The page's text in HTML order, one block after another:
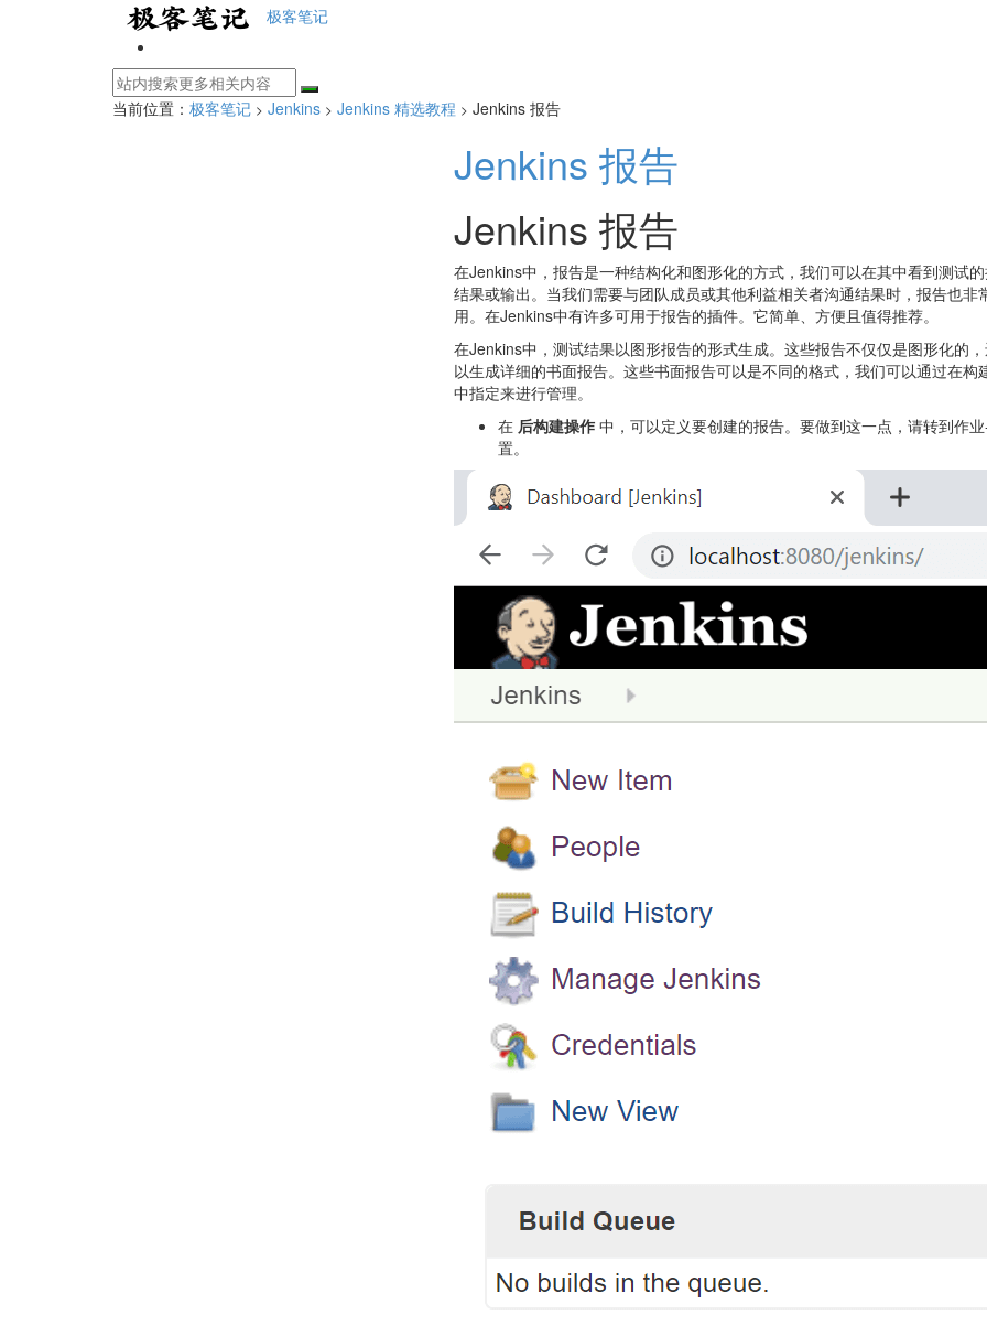
极客笔记
当前位置： 极客笔记 > Jenkins > Jenkins 精选教程 > Jenkins 报告
Jenkins 报告
Jenkins 报告
在Jenkins中，报告是一种结构化和图形化的方式，我们可以在其中看到测试
结果或输出。当我们需要与团队成员或其他利益相关者沟通结果时，报告也非
用。在Jenkins中有许多可用于报告的插件。它简单、方便且值得推荐。
在Jenkins中，测试结果以图形报告的形式生成。这些报告不仅仅是图形化的
以生成详细的书面报告。这些书面报告可以是不同的格式，我们可以通过在构
中指定来进行管理。
在 后构建操作 中，可以定义要创建的报告。要做到这一点，请转到作
置。